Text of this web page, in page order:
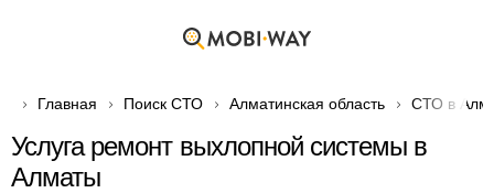
Главная Поиск СТО Алматинская область СТО в
Услуга ремонт выхлопной системы в
Алматы